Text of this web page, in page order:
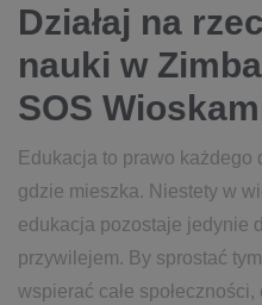
Działaj na
nauki w
SOS
Edukacja to prawo
gdzie mieszka. Niestety w
edukacja pozostaje jedynie
przywilejem. By sprostać
wspierać całe